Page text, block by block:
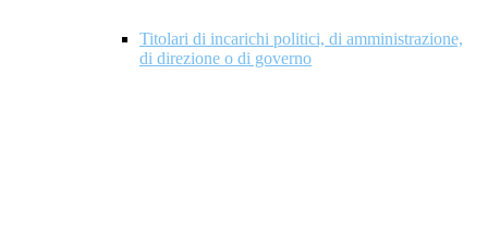
Titolari di incarichi politici, di amministrazione,
di direzione o di governo